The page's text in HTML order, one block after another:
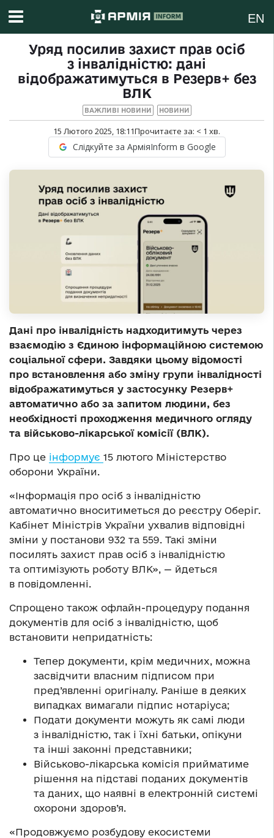
EN
Уряд посилив захист прав осіб
з інвалідністю: дані
відображатимуться в Резерв+ без
ВЛК
ВАЖЛИВІ НОВИНИ НОВИНИ
15 Лютого 2025, 18:11Прочитаєте за: < 1 хв.
Слідкуйте за АрміяInform в Google
Дані про інвалідність надходитимуть через
взаємодію з Єдиною інформаційною системою
соціальної сфери. Завдяки цьому відомості
про встановлення або зміну групи інвалідності
відображатимуться у застосунку Резерв+
автоматично або за запитом людини, без
необхідності проходження медичного огляду
та військово-лікарської комісії (ВЛК).
Про це інформує 15 лютого Міністерство
оборони України.
«Інформація про осіб з інвалідністю
автоматично вноситиметься до реєстру Оберіг.
Кабінет Міністрів України ухвалив відповідні
зміни у постанови 932 та 559. Такі зміни
посилять захист прав осіб з інвалідністю
та оптимізують роботу ВЛК», — йдеться
в повідомленні.
Спрощено також офлайн-процедуру подання
документів для осіб з інвалідністю, щоб
встановити непридатність:
Тепер документи, крім медичних, можна
засвідчити власним підписом при
пред’явленні оригіналу. Раніше в деяких
випадках вимагали підпис нотаріуса;
Подати документи можуть як самі люди
з інвалідністю, так і їхні батьки, опікуни
та інші законні представники;
Військово-лікарська комісія прийматиме
рішення на підставі поданих документів
та даних, що наявні в електронній системі
охорони здоров’я.
«Продовжуємо розбудову екосистеми